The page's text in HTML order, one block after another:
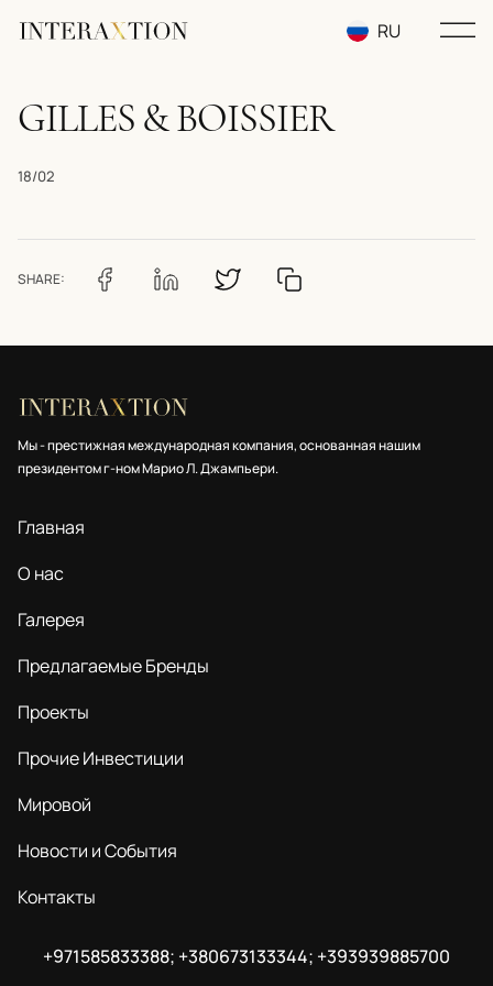
RU
GILLES & BOISSIER
18/02
SHARE:
Мы - престижная международная компания, основанная нашим
президентом г-ном Марио Л. Джампьери.
Главная
О нас
Галерея
Предлагаемые Бренды
Проекты
Прочие Инвестиции
Мировой
Новости и События
Контакты
+971585833388; +380673133344; +393939885700